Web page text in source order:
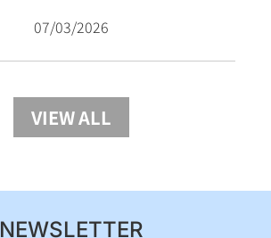
07/03/2026
VIEW ALL
NEWSLETTER